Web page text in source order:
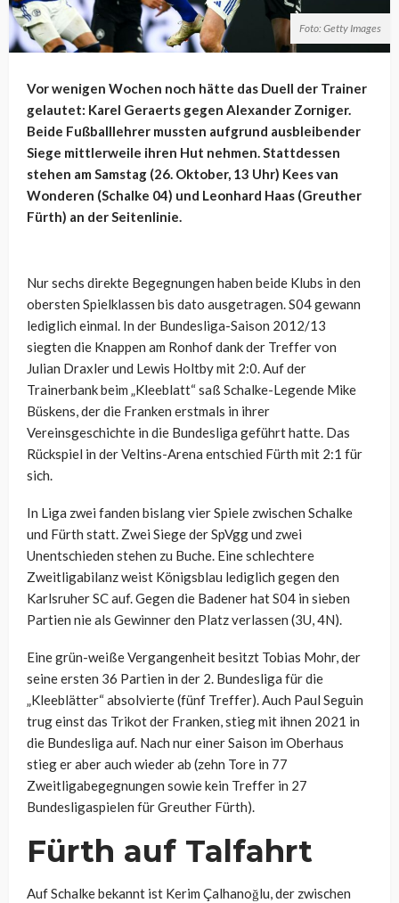
Foto: Getty Images
Vor wenigen Wochen noch hätte das Duell der Trainer
gelautet: Karel Geraerts gegen Alexander Zorniger.
Beide Fußballlehrer mussten aufgrund ausbleibender
Siege mittlerweile ihren Hut nehmen. Stattdessen
stehen am Samstag (26. Oktober, 13 Uhr) Kees van
Wonderen (Schalke 04) und Leonhard Haas (Greuther
Fürth) an der Seitenlinie.
Nur sechs direkte Begegnungen haben beide Klubs in den
obersten Spielklassen bis dato ausgetragen. S04 gewann
lediglich einmal. In der Bundesliga-Saison 2012/13
siegten die Knappen am Ronhof dank der Treffer von
Julian Draxler und Lewis Holtby mit 2:0. Auf der
Trainerbank beim „Kleeblatt“ saß Schalke-Legende Mike
Büskens, der die Franken erstmals in ihrer
Vereinsgeschichte in die Bundesliga geführt hatte. Das
Rückspiel in der Veltins-Arena entschied Fürth mit 2:1 für
sich.
In Liga zwei fanden bislang vier Spiele zwischen Schalke
und Fürth statt. Zwei Siege der SpVgg und zwei
Unentschieden stehen zu Buche. Eine schlechtere
Zweitligabilanz weist Königsblau lediglich gegen den
Karlsruher SC auf. Gegen die Badener hat S04 in sieben
Partien nie als Gewinner den Platz verlassen (3U, 4N).
Eine grün-weiße Vergangenheit besitzt Tobias Mohr, der
seine ersten 36 Partien in der 2. Bundesliga für die
„Kleeblätter“ absolvierte (fünf Treffer). Auch Paul Seguin
trug einst das Trikot der Franken, stieg mit ihnen 2021 in
die Bundesliga auf. Nach nur einer Saison im Oberhaus
stieg er aber auch wieder ab (zehn Tore in 77
Zweitligabegegnungen sowie kein Treffer in 27
Bundesligaspielen für Greuther Fürth).
Fürth auf Talfahrt
Auf Schalke bekannt ist Kerim Çalhanoğlu, der zwischen